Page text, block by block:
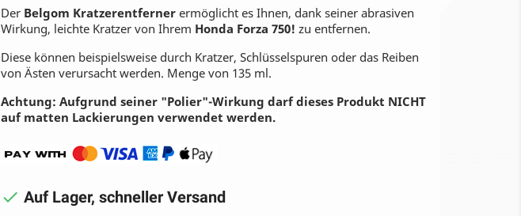
Der Belgom Kratzerentferner ermöglicht es Ihnen, dank seiner abrasiven
Wirkung, leichte Kratzer von Ihrem Honda Forza 750! zu entfernen.
Diese können beispielsweise durch Kratzer, Schlüsselspuren oder das Reiben
von Ästen verursacht werden. Menge von 135 ml.
Achtung: Aufgrund seiner "Polier"-Wirkung darf dieses Produkt NICHT
auf matten Lackierungen verwendet werden.
 Auf Lager, schneller Versand